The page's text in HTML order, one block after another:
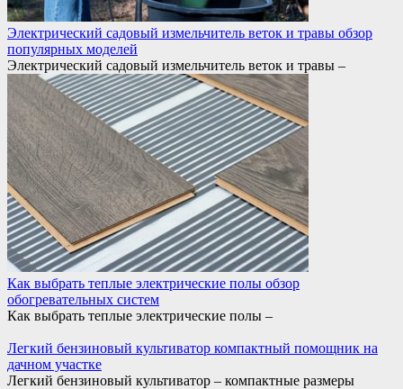
Электрический садовый измельчитель веток и травы обзор
популярных моделей
Электрический садовый измельчитель веток и травы –
Как выбрать теплые электрические полы обзор
обогревательных систем
Как выбрать теплые электрические полы –
Легкий бензиновый культиватор компактный помощник на
дачном участке
Легкий бензиновый культиватор – компактные размеры